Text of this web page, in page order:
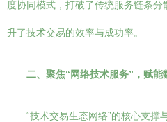
度协同模式，打破了传统服务链条
升了技术交易的效率与成功率。
二、聚焦“网络技术服务”，赋能
“技术交易生态网络”的核心支撑